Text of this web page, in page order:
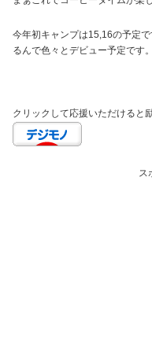
今年初キャンプは15,16の予定
るんで色々とデビュー予定です。
クリックして応援いただけると
ス